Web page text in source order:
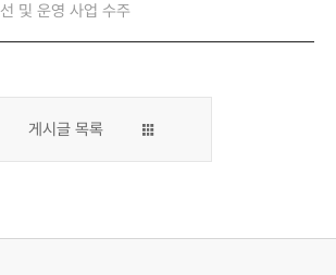
및 운영 사업 수주
게시글 목록